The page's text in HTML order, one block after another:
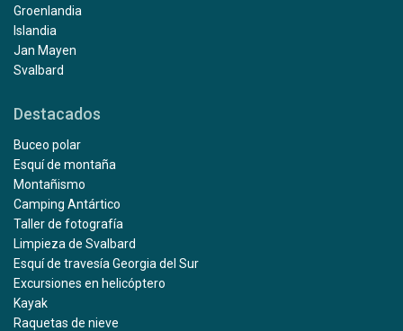
Groenlandia
Islandia
Jan Mayen
Svalbard
Destacados
Buceo polar
Esquí de montaña
Montañismo
Camping Antártico
Taller de fotografía
Limpieza de Svalbard
Esquí de travesía Georgia del Sur
Excursiones en helicóptero
Kayak
Raquetas de nieve